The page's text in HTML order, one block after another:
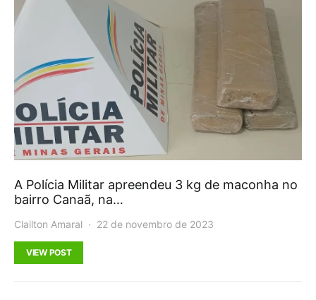
A Polícia Militar apreendeu 3 kg de maconha no
bairro Canaã, na…
Clailton Amaral 22 de novembro de 2023
VIEW POST